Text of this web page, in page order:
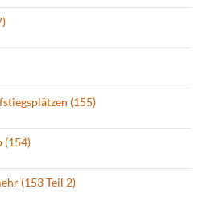
(155)
(154)
(153 Teil 2)